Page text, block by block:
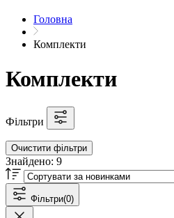
Головна
Комплекти
Комплекти
Фільтри
Очистити фільтри
Знайдено: 9
Фільтри(0)